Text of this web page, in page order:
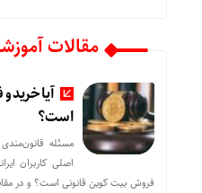
مقالات
آیا خرید
است؟
مسئله
اصلی کاربران
فروش بیت کوین قانونی است؟ و در